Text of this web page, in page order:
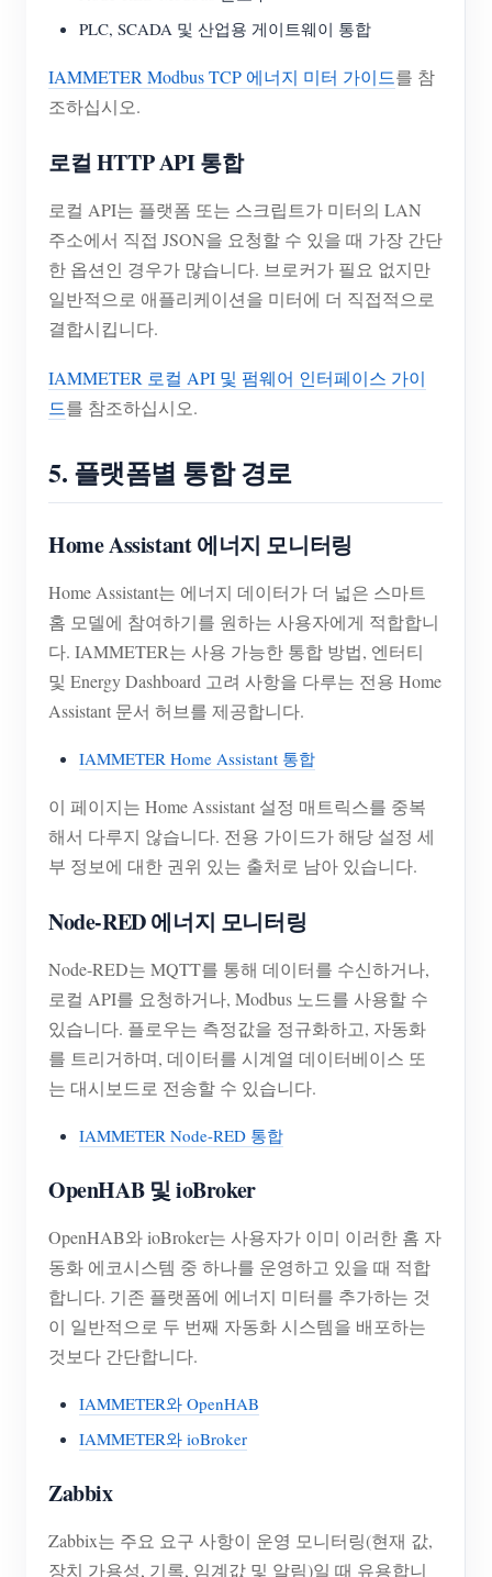
PLC, SCADA 및 산업용 게이트웨이 통합
IAMMETER Modbus TCP 에너지 미터 가이드를 참
조하십시오.
로컬 HTTP API 통합
로컬 API는 플랫폼 또는 스크립트가 미터의 LAN
주소에서 직접 JSON을 요청할 수 있을 때 가장 간단
한 옵션인 경우가 많습니다. 브로커가 필요 없지만
일반적으로 애플리케이션을 미터에 더 직접적으로
결합시킵니다.
IAMMETER 로컬 API 및 펌웨어 인터페이스 가이
드를 참조하십시오.
5. 플랫폼별 통합 경로
Home Assistant 에너지 모니터링
Home Assistant는 에너지 데이터가 더 넓은 스마트
홈 모델에 참여하기를 원하는 사용자에게 적합합니
다. IAMMETER는 사용 가능한 통합 방법, 엔터티
및 Energy Dashboard 고려 사항을 다루는 전용 Home
Assistant 문서 허브를 제공합니다.
IAMMETER Home Assistant 통합
이 페이지는 Home Assistant 설정 매트릭스를 중복
해서 다루지 않습니다. 전용 가이드가 해당 설정 세
부 정보에 대한 권위 있는 출처로 남아 있습니다.
Node-RED 에너지 모니터링
Node-RED는 MQTT를 통해 데이터를 수신하거나,
로컬 API를 요청하거나, Modbus 노드를 사용할 수
있습니다. 플로우는 측정값을 정규화하고, 자동화
를 트리거하며, 데이터를 시계열 데이터베이스 또
는 대시보드로 전송할 수 있습니다.
IAMMETER Node-RED 통합
OpenHAB 및 ioBroker
OpenHAB와 ioBroker는 사용자가 이미 이러한 홈 자
동화 에코시스템 중 하나를 운영하고 있을 때 적합
합니다. 기존 플랫폼에 에너지 미터를 추가하는 것
이 일반적으로 두 번째 자동화 시스템을 배포하는
것보다 간단합니다.
IAMMETER와 OpenHAB
IAMMETER와 ioBroker
Zabbix
Zabbix는 주요 요구 사항이 운영 모니터링(현재 값,
장치 가용성, 기록, 임계값 및 알림)일 때 유용합니